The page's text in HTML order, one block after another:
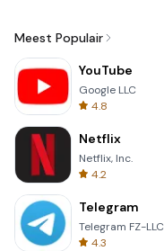
Meest Populair
YouTube
Google LLC
4.8
Netflix
Netflix, Inc.
4.2
Telegram
Telegram FZ-LLC
4.3